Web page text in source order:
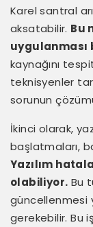
Karel santral
aksatabilir. Bu
uygulanması
kaynağını
teknisyenler
sorunun
İkinci olarak,
başlatmaları,
Yazılım
olabiliyor. Bu
güncellenmesi
gerekebilir. Bu